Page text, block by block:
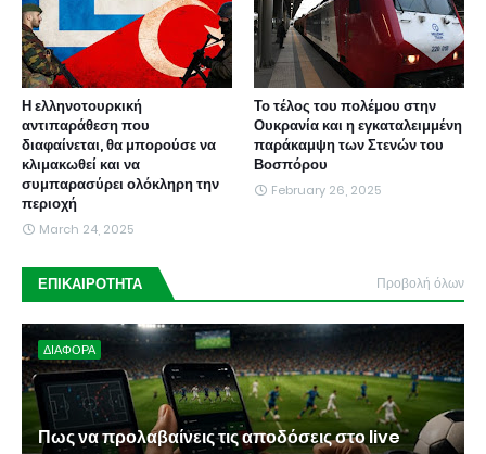
Η ελληνοτουρκική
αντιπαράθεση που
διαφαίνεται, θα μπορούσε να
κλιμακωθεί και να
συμπαρασύρει ολόκληρη την
περιοχή
March 24, 2025
Το τέλος του πολέμου στην
Ουκρανία και η εγκαταλειμμένη
παράκαμψη των Στενών του
Βοσπόρου
February 26, 2025
ΕΠΙΚΑΙΡΟΤΗΤΑ Προβολή όλων
ΔΙΑΦΟΡΑ
Πως να προλαβαίνεις τις αποδόσεις στο live